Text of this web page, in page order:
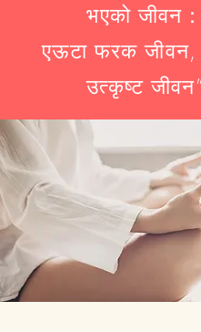
भएको जीवन：
एऊटा फरक जीवन,
उत्कृष्ट जीवन”